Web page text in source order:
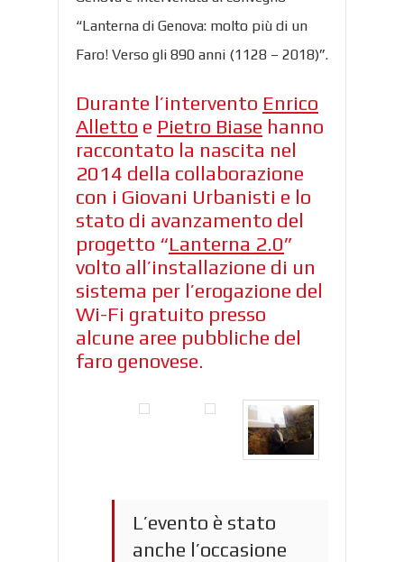
“Lanterna di Genova: molto più di un
Faro! Verso gli 890 anni (1128 – 2018)”.
Durante l’intervento Enrico
Alletto e Pietro Biase hanno
raccontato la nascita nel
2014 della collaborazione
con i Giovani Urbanisti e lo
stato di avanzamento del
progetto “Lanterna 2.0”
volto all’installazione di un
sistema per l’erogazione del
Wi-Fi gratuito presso
alcune aree pubbliche del
faro genovese.
L’evento è stato
anche l’occasione